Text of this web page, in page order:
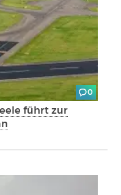
0
führt zur